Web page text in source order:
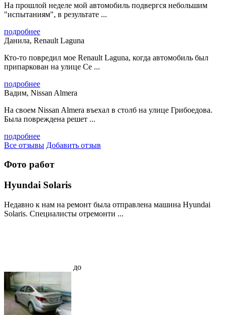
На прошлой неделе мой автомобиль подвергся небольшим
"испытаниям", в результате ...
подробнее
Данила, Renault Laguna
Кто-то повредил мое Renault Laguna, когда автомобиль был
припаркован на улице Се ...
подробнее
Вадим, Nissan Almera
На своем Nissan Almera въехал в столб на улице Грибоедова.
Была повреждена решет ...
подробнее
Все отзывы Добавить отзыв
Фото работ
Hyundai Solaris
Недавно к нам на ремонт была отправлена машина Hyundai
Solaris. Специалисты отремонти ...
до